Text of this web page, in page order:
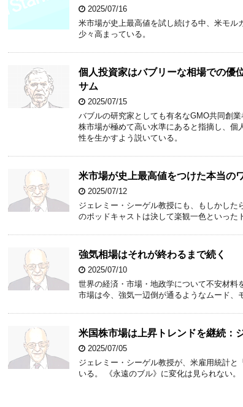
2025/07/16
米市場が史上最高値を試し続ける中、米モ
少々高まっている。
個人投資家はバブリーな相場での優
サム
2025/07/15
バブルの研究家としても有名なGMO共同創
株市場が極めて高い水準にあると指摘し、個
性を生かすよう説いている。
米市場が史上最高値をつけた本当の
2025/07/12
ジェレミー・シーゲル教授にも、もしかし
のポッドキャストは決して楽観一色といった
強気相場はそれが終わるまで続く
2025/07/10
世界の経済・市場・地政学について不安材
市場は今、強気一辺倒が通るようなムード、
米国株市場は上昇トレンドを継続：
2025/07/05
ジェレミー・シーゲル教授が、米雇用統計
いる。 《永遠のブル》に変化は見られない。